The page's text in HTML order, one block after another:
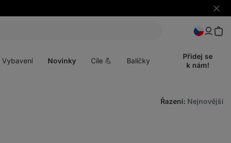
Skrýt
Vybavení Novinky Cíle 💪 Balíčky
Přidej se
k nám!
Řazení: Nejnovější